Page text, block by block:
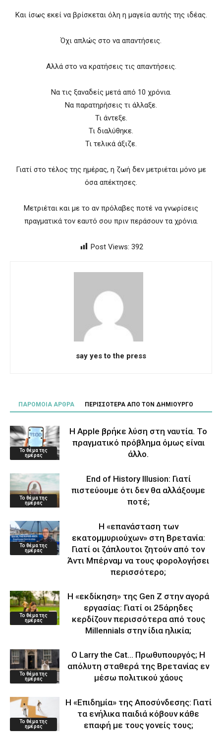
Και ίσως εκεί να βρίσκεται όλη η μαγεία αυτής της ιδέας.
Όχι απλώς στο να απαντήσεις.
Αλλά στο να κρατήσεις τις απαντήσεις.
Να τις ξαναδείς μετά από 10 χρόνια.
Να παρατηρήσεις τι άλλαξε.
Τι άντεξε.
Τι διαλύθηκε.
Τι τελικά άξιζε.
Γιατί στο τέλος της ημέρας, η ζωή δεν μετριέται μόνο με
όσα απέκτησες.
Μετριέται και με το αν πρόλαβες ποτέ να γνωρίσεις
πραγματικά τον εαυτό σου πριν περάσουν τα χρόνια.
Post Views: 392
say yes to the press
ΠΑΡΟΜΟΙΑ ΑΡΘΡΑ ΠΕΡΙΣΣΟΤΕΡΑ ΑΠΟ ΤΟΝ ΔΗΜΙΟΥΡΓΟ
Το θέμα της
ημέρας
Η Apple βρήκε λύση στη ναυτία. Το
πραγματικό πρόβλημα όμως είναι
άλλο.
Το θέμα της
ημέρας
End of History Illusion: Γιατί
πιστεύουμε ότι δεν θα αλλάξουμε
ποτέ;
Το θέμα της
ημέρας
Η «επανάσταση των
εκατομμυριούχων» στη Βρετανία:
Γιατί οι ζάπλουτοι ζητούν από τον
Άντι Μπέρναμ να τους φορολογήσει
περισσότερο;
Το θέμα της
ημέρας
Η «εκδίκηση» της Gen Z στην αγορά
εργασίας: Γιατί οι 25άρηδες
κερδίζουν περισσότερα από τους
Millennials στην ίδια ηλικία;
Το θέμα της
ημέρας
Ο Larry the Cat… Πρωθυπουργός; Η
απόλυτη σταθερά της Βρετανίας εν
μέσω πολιτικού χάους
Το θέμα της
ημέρας
Η «Επιδημία» της Αποσύνδεσης: Γιατί
τα ενήλικα παιδιά κόβουν κάθε
επαφή με τους γονείς τους;